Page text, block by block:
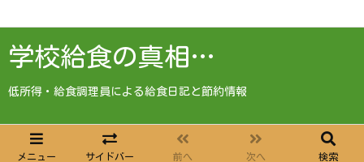
学校給食の真相…
低所得・給食調理員による給食日記と節約情報
メニュー サイドバー 前へ 次へ 検索